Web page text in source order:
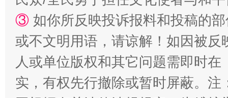
扯下公款旅游的“隐身衣”
③ 如你所反映投诉报料和投稿的
或不文明用语，请谅解！如因被
人或单位版权和其它问题需即时在
实，有权先行撤除或暂时屏蔽。